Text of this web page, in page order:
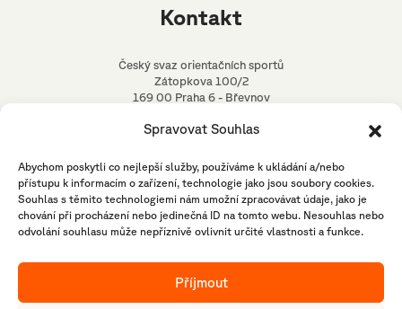
Spravovat Souhlas
Abychom poskytli co nejlepší služby, používáme k ukládání a/nebo
přístupu k informacím o zařízení, technologie jako jsou soubory cookies.
Souhlas s těmito technologiemi nám umožní zpracovávat údaje, jako je
chování při procházení nebo jedinečná ID na tomto webu. Nesouhlas nebo
odvolání souhlasu může nepříznivě ovlivnit určité vlastnosti a funkce.
Příjmout
Kontakt
Český svaz orientačních sportů
Zátopkova 100/2
169 00 Praha 6 - Břevnov
media@ceskyorientak.cz
© Čistoles 2026